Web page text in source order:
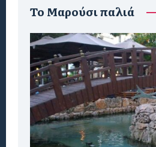
To Μαρούσι παλιά